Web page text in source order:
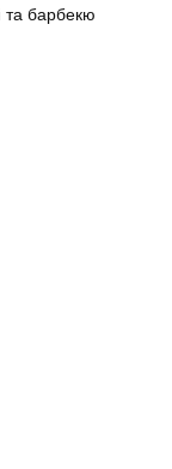
та барбекю